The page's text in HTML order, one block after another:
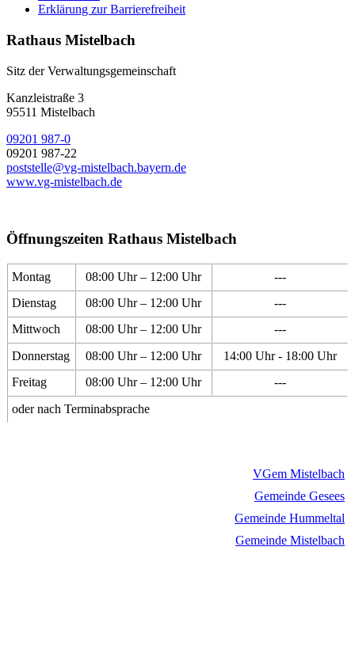
Erklärung zur Barrierefreiheit
Rathaus Mistelbach
Sitz der Verwaltungsgemeinschaft
Kanzleistraße 3
95511 Mistelbach
09201 987-0
09201 987-22
poststelle@vg-mistelbach.bayern.de
www.vg-mistelbach.de
Öffnungszeiten Rathaus Mistelbach
Montag 08:00 Uhr – 12:00 Uhr
---
Dienstag
08:00 Uhr – 12:00 Uhr
---
Mittwoch
08:00 Uhr – 12:00 Uhr
---
Donnerstag
08:00 Uhr – 12:00 Uhr
14:00 Uhr - 18:00 Uhr
Freitag
08:00 Uhr – 12:00 Uhr
---
oder nach Terminabsprache
VGem Mistelbach
Gemeinde Gesees
Gemeinde Hummeltal
Gemeinde Mistelbach